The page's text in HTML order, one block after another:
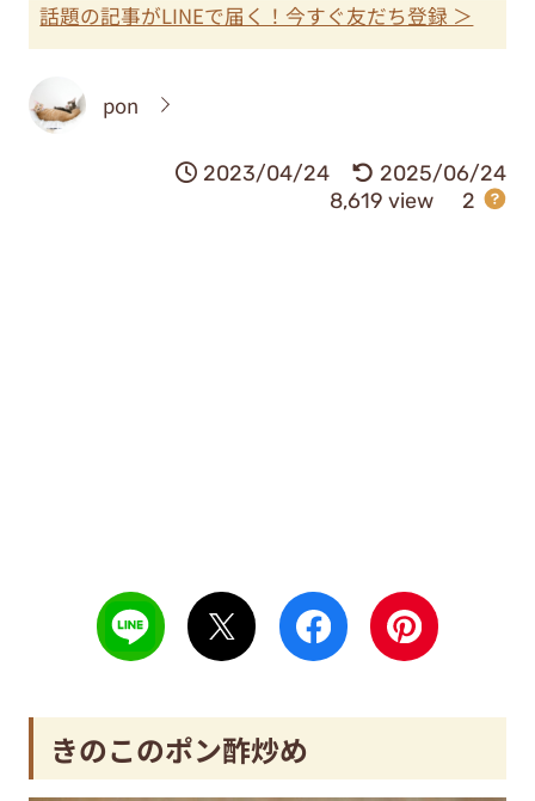
話題の記事がLINEで届く！今すぐ友だち登録 ＞
pon
2023/04/24
2025/06/24
8,619 view
2
きのこのポン酢炒め